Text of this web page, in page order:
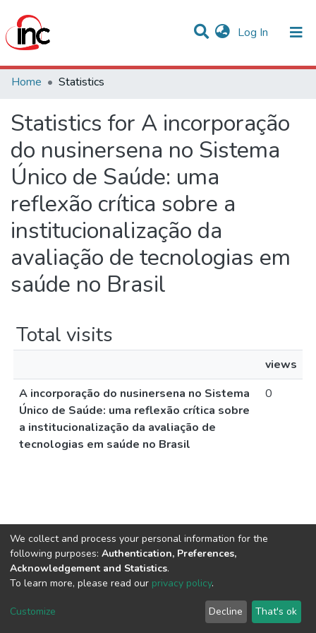
Log In (current)
Communities & Collections
Home Statistics
Statistics for A incorporação
do nusinersena no Sistema
Único de Saúde: uma
reflexão crítica sobre a
institucionalização da
avaliação de tecnologias em
saúde no Brasil
Total visits
views
A incorporação do nusinersena no Sistema
Único de Saúde: uma reflexão crítica sobre
a institucionalização da avaliação de
tecnologias em saúde no Brasil
0
Cookie
End User
Agreement
Send
Feedback
We collect and process your personal information for the
following purposes: Authentication, Preferences,
Acknowledgement and Statistics.
To learn more, please read our privacy policy.
Customize Decline That's ok